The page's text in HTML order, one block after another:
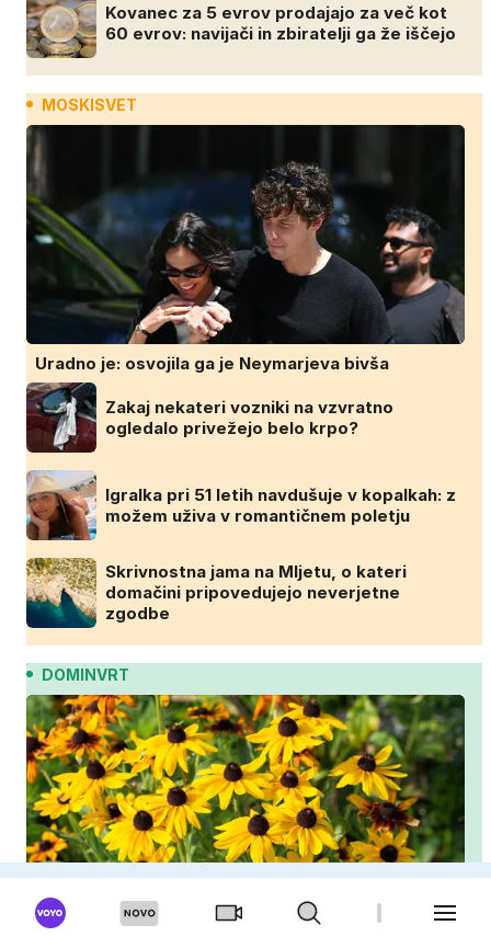
Kovanec za 5 evrov prodajajo za več kot
60 evrov: navijači in zbiratelji ga že iščejo
MOSKISVET
Uradno je: osvojila ga je Neymarjeva bivša
Zakaj nekateri vozniki na vzvratno
ogledalo privežejo belo krpo?
Igralka pri 51 letih navdušuje v kopalkah: z
možem uživa v romantičnem poletju
Skrivnostna jama na Mljetu, o kateri
domačini pripovedujejo neverjetne
zgodbe
DOMINVRT
Posadite jih avgusta in cvetele bodo vse do zime